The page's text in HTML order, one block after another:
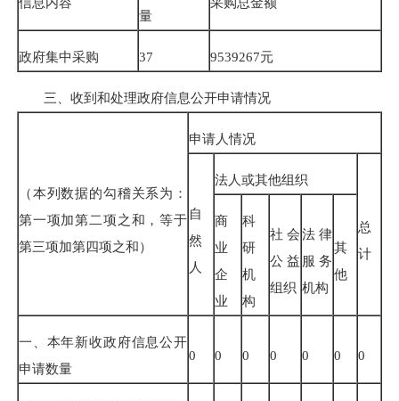
量
政府集中采购 37 9539267元
三、收到和处理政府信息公开申请情况
（本列数据的勾稽关系为：
第一项加第二项之和，等于
第三项加第四项之和）
申请人情况
自
然
人
法人或其他组织
总
计
商
业
企
业
科
研
机
构
社会
公益
组织
法律
服务
机构
其
他
一、本年新收政府信息公开
申请数量
0 0 0 0 0 0 0